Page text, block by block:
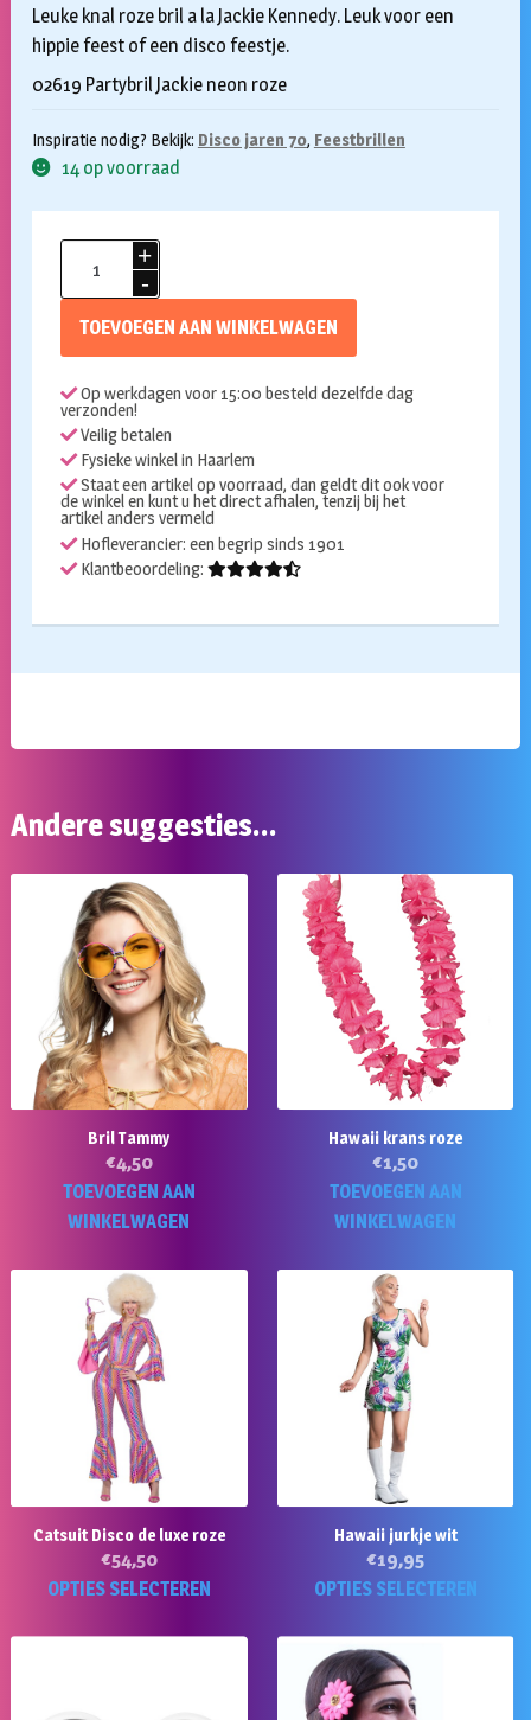
Leuke knal roze bril a la Jackie Kennedy. Leuk voor een
hippie feest of een disco feestje.
02619 Partybril Jackie neon roze
Inspiratie nodig? Bekijk: Disco jaren 70, Feestbrillen
14 op voorraad
Jackie
TOEVOEGEN AAN WINKELWAGEN
Op werkdagen voor 15:00 besteld dezelfde dag
verzonden!
Veilig betalen
Fysieke winkel in Haarlem
Staat een artikel op voorraad, dan geldt dit ook voor
de winkel en kunt u het direct afhalen, tenzij bij het
artikel anders vermeld
Hofleverancier: een begrip sinds 1901
Klantbeoordeling:
Andere suggesties…
Bril Tammy
€4,50
TOEVOEGEN AAN
WINKELWAGEN
Hawaii krans roze
€1,50
TOEVOEGEN AAN
WINKELWAGEN
Catsuit Disco de luxe roze
€54,50
OPTIES SELECTEREN
heeft
meerdere
variaties.
Hawaii jurkje wit
€19,95
OPTIES SELECTEREN